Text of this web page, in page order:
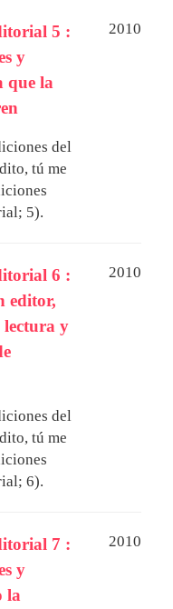
5 :
y
que la
2010
del
tú me
5).
6 :
editor,
lectura y
2010
del
tú me
6).
7 :
y
la
2010